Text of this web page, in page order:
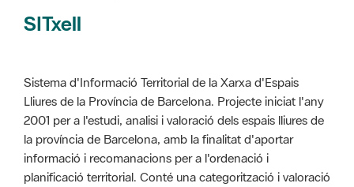
SITxell
Sistema d'Informació Territorial de la Xarxa d'Espais
Lliures de la Província de Barcelona. Projecte iniciat l'any
2001 per a l'estudi, analisi i valoració dels espais lliures de
la província de Barcelona, amb la finalitat d'aportar
informació i recomanacions per a l'ordenació i
planificació territorial. Conté una categorització i valoració